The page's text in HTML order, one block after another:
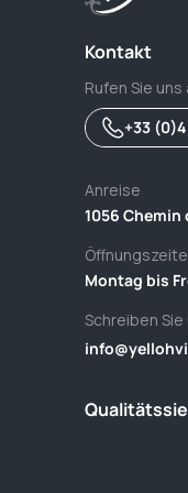
Kontakt
Rufen Sie uns
+33
Anreise
1056
Montag bis
Schreiben Sie